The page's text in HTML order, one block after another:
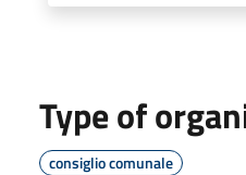
Type of
consiglio comunale